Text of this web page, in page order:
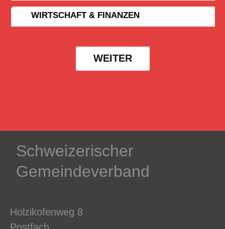
WIRTSCHAFT & FINANZEN
WEITER
Schweizerischer
Gemeindeverband
Holzikofenweg 8